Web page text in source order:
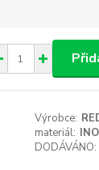
Výrobce:
materiál:
DODÁVÁNO: